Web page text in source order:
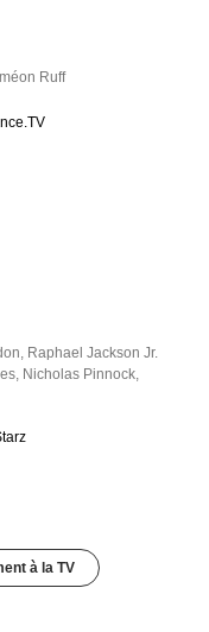
Ruff
, Raphael Jackson Jr.
, Nicholas Pinnock,
à la TV